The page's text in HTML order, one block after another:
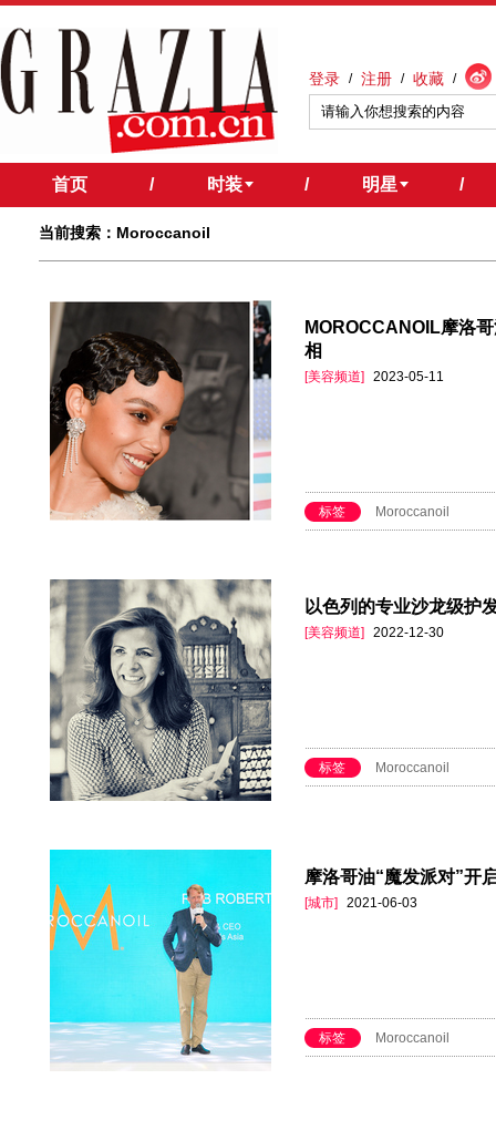
登录 / 注册 / 收藏 /
首页 / 时装 / 明星 /
当前搜索：Moroccanoil
MOROCCANOIL摩洛
相
[美容频道] 2023-05-11
标签 Moroccanoil
以色列的专业沙龙级护
[美容频道] 2022-12-30
标签 Moroccanoil
摩洛哥油“魔发派对”开
[城市] 2021-06-03
标签 Moroccanoil